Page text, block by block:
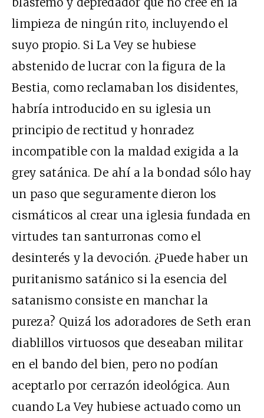
limpieza de ningún rito, incluyendo el
suyo propio. Si La Vey se hubiese
abstenido de lucrar con la figura de la
Bestia, como reclamaban los disidentes,
habría introducido en su iglesia un
principio de rectitud y honradez
incompatible con la maldad exigida a la
grey satánica. De ahí a la bondad sólo hay
un paso que seguramente dieron los
cismáticos al crear una iglesia fundada en
virtudes tan santurronas como el
desinterés y la devoción. ¿Puede haber un
puritanismo satánico si la esencia del
satanismo consiste en manchar la
pureza? Quizá los adoradores de Seth eran
diablillos virtuosos que deseaban militar
en el bando del bien, pero no podían
aceptarlo por cerrazón ideológica. Aun
cuando La Vey hubiese actuado como un